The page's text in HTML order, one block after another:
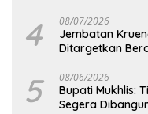
4 08/07/2026
Jembatan
Ditargetkan
5 08/06/2026
Bupati Mukhlis:
Segera